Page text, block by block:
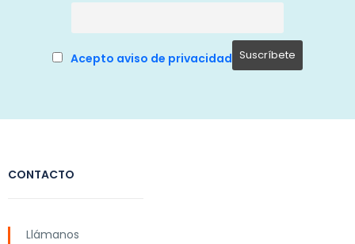
Acepto aviso de privacidad
CONTACTO
Llámanos